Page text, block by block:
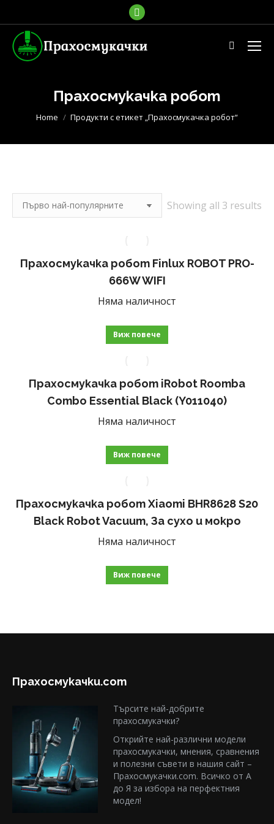
Facebook
page
opens
window
Search:
Прахосмукачка робот
You are here:
Home Продукти с етикет „Прахосмукачка робот“
Showing all 3 results
Прахосмукачка робот Finlux ROBOT PRO-
666W WIFI
Няма наличност
Виж повече
Прахосмукачка робот iRobot Roomba
Combo Essential Black (Y011040)
Няма наличност
Виж повече
Прахосмукачка робот Xiaomi BHR8628 S20
Black Robot Vacuum, За сухо и мокро
Няма наличност
Виж повече
Прахосмукачки.com
Търсите най-добрите
прахосмукачки?
Открийте най-различни модели
прахосмукачки, мнения, сравнения
и полезни съвети в нашия сайт –
Прахосмукачки.com. Всичко от А
до Я за избора на перфектния
модел!